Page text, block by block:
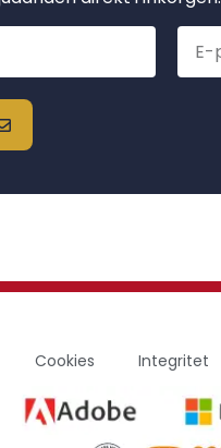
Cookies Integritet